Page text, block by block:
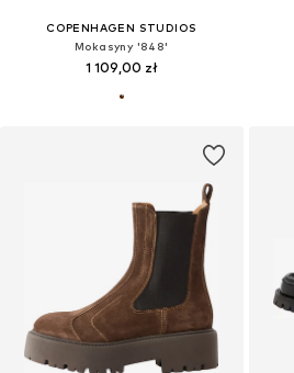
COPENHAGEN STUDIOS
Mokasyny '848'
1 109,00 zł